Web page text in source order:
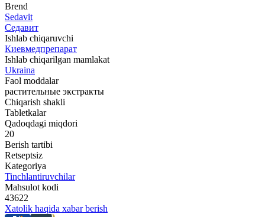
Brend
Sedavit
Седавит
Ishlab chiqaruvchi
Киевмедпрепарат
Ishlab chiqarilgan mamlakat
Ukraina
Faol moddalar
растительные экстракты
Chiqarish shakli
Tabletkalar
Qadoqdagi miqdori
20
Berish tartibi
Retseptsiz
Kategoriya
Tinchlantiruvchilar
Mahsulot kodi
43622
Xatolik haqida xabar berish